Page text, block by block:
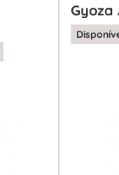
Gyoza